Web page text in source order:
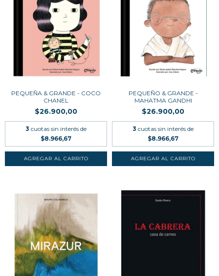
PEQUEÑA & GRANDE - COCO
CHANEL
$26.900,00
3 cuotas sin interés de
$8.966,67
PEQUEÑO & GRANDE -
MAHATMA GANDHI
$26.900,00
3 cuotas sin interés de
$8.966,67